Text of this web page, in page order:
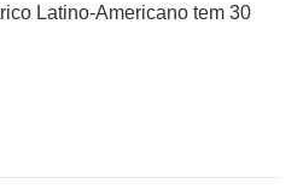
Latino-Americano tem 30